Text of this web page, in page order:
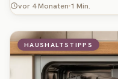
vor 4 Monaten 1 Min.
HAUSHALTSTIPPS